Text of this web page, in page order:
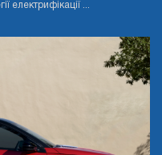
електрифікації ...